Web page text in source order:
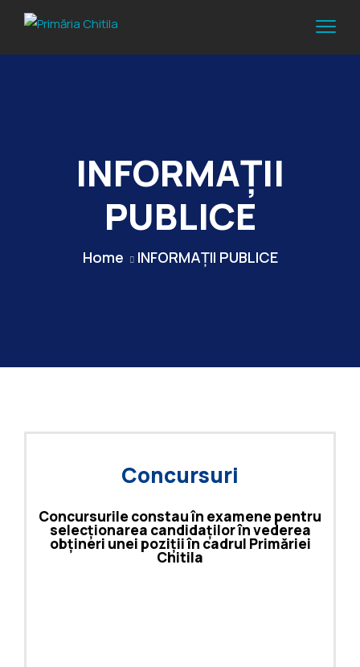
INFORMAȚII
PUBLICE
Home INFORMAȚII PUBLICE
Concursuri
Concursurile constau în examene pentru
selecționarea candidaților în vederea
obțineri unei poziții în cadrul Primăriei
Chitila